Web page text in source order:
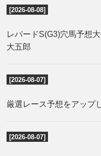
[2026-08-08]
レパードS(G3)穴馬予想
大五郎
[2026-08-07]
厳選レース予想をアップ
[2026-08-07]